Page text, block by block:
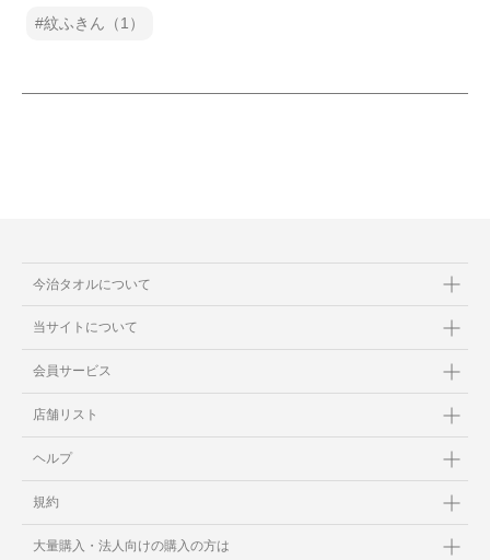
紋ふきん（1）
今治タオルについて
当サイトについて
会員サービス
店舗リスト
ヘルプ
規約
大量購入・法人向けの購入の方は